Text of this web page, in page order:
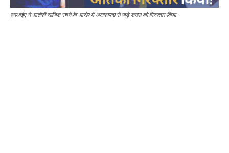
एनआईए ने आतंकी साजिश रचने के आरोप में अलकायदा से जुड़े शख्स को गिरफ्तार किया